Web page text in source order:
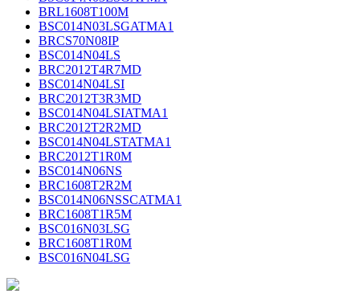
BRL1608T100M
BSC014N03LSGATMA1
BRCS70N08IP
BSC014N04LS
BRC2012T4R7MD
BSC014N04LSI
BRC2012T3R3MD
BSC014N04LSIATMA1
BRC2012T2R2MD
BSC014N04LSTATMA1
BRC2012T1R0M
BSC014N06NS
BRC1608T2R2M
BSC014N06NSSCATMA1
BRC1608T1R5M
BSC016N03LSG
BRC1608T1R0M
BSC016N04LSG